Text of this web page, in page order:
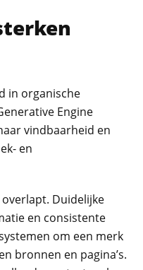
in organische
Engine
vindbaarheid en
en
Duidelijke
en consistente
om een merk
bronnen en pagina’s.